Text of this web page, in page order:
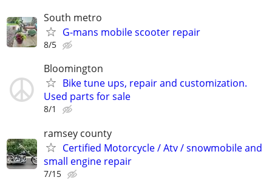
South metro
G-mans mobile scooter repair
8/5
Bloomington
Bike tune ups, repair and customization.
Used parts for sale
8/1
ramsey county
Certified Motorcycle / Atv / snowmobile and
small engine repair
7/15